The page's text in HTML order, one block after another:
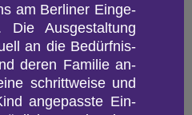
am Ber­li­ner Ein­ge­
Die Aus­ge­stal­tung
an die Be­dürf­nis­
deren Fa­mi­lie an­
schritt­wei­se und
an­ge­pass­te Ein­